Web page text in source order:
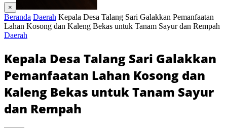
×
Beranda Daerah Kepala Desa Talang Sari Galakkan Pemanfaatan
Lahan Kosong dan Kaleng Bekas untuk Tanam Sayur dan Rempah
Daerah
Kepala Desa Talang Sari Galakkan
Pemanfaatan Lahan Kosong dan
Kaleng Bekas untuk Tanam Sayur
dan Rempah